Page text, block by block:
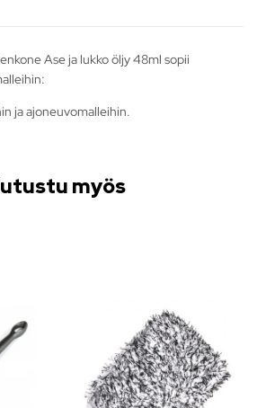
Ase ja lukko öljy 48ml sopii
ja ajoneuvomalleihin.
myös